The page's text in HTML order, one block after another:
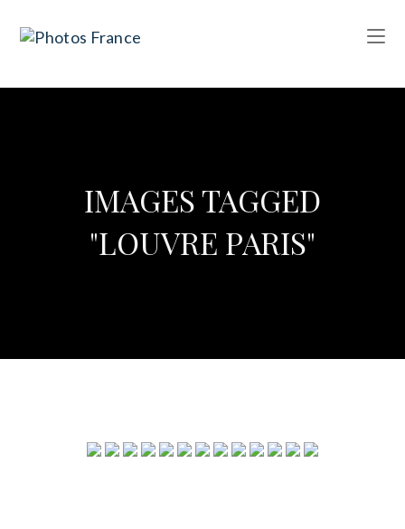
IMAGES TAGGED
"LOUVRE PARIS"